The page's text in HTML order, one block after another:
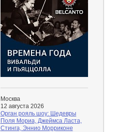
Москва
12 августа 2026
Орган рояль шоу: Шедевры
Поля Мориа, Джеймса Ласта,
Стинга, Эннио Морриконе